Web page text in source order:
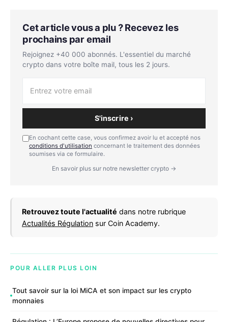
Cet article vous a plu ? Recevez les
prochains par email
Rejoignez +40 000 abonnés. L'essentiel du marché
crypto dans votre boîte mail, tous les 2 jours.
S'inscrire ›
En cochant cette case, vous confirmez avoir lu et accepté nos
conditions d'utilisation concernant le traitement des données
soumises via ce formulaire.
En savoir plus sur notre newsletter crypto →
Retrouvez toute l'actualité dans notre rubrique
Actualités Régulation sur Coin Academy.
POUR ALLER PLUS LOIN
Tout savoir sur la loi MiCA et son impact sur les crypto
monnaies